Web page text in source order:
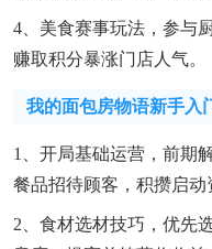
4、美食赛事玩法，参与
赚取积分暴涨门店人气。
我的面包房物语新手入
1、开局基础运营，前期
餐品招待顾客，积攒启动
2、食材选材技巧，优先